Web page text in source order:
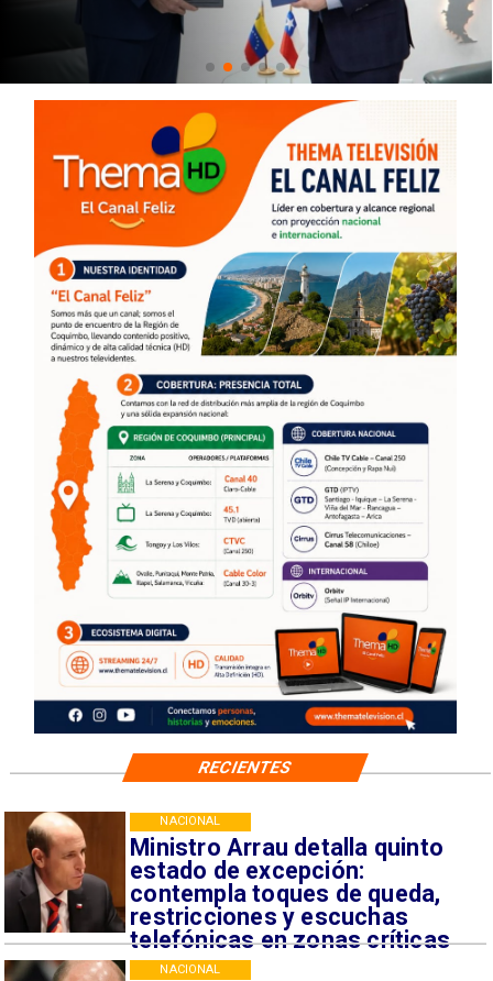
Ministro Arrau detalla quinto
estado de excepción:
contempla toques de queda,
restricciones y escuchas
telefónicas en zonas críticas
NACIONAL
NACIONAL
RECIENTES